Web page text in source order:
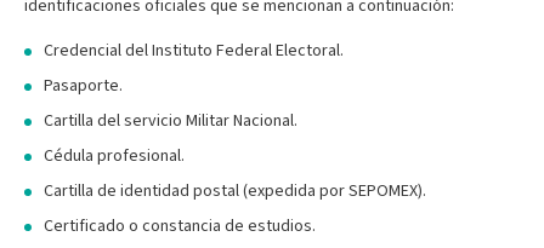
identificaciones oficiales que se mencionan a continuación:
Credencial del Instituto Federal Electoral.
Pasaporte.
Cartilla del servicio Militar Nacional.
Cédula profesional.
Cartilla de identidad postal (expedida por SEPOMEX).
Certificado o constancia de estudios.